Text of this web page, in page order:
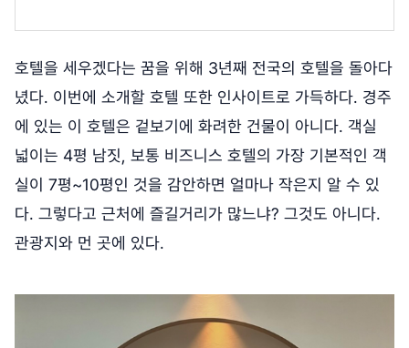
호텔을 세우겠다는 꿈을 위해 3년째 전국의 호텔을 돌아다
녔다. 이번에 소개할 호텔 또한 인사이트로 가득하다. 경주
에 있는 이 호텔은 겉보기에 화려한 건물이 아니다. 객실
넓이는 4평 남짓, 보통 비즈니스 호텔의 가장 기본적인 객
실이 7평~10평인 것을 감안하면 얼마나 작은지 알 수 있
다. 그렇다고 근처에 즐길거리가 많느냐? 그것도 아니다.
관광지와 먼 곳에 있다.